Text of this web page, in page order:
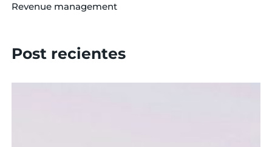
Revenue management
Post recientes